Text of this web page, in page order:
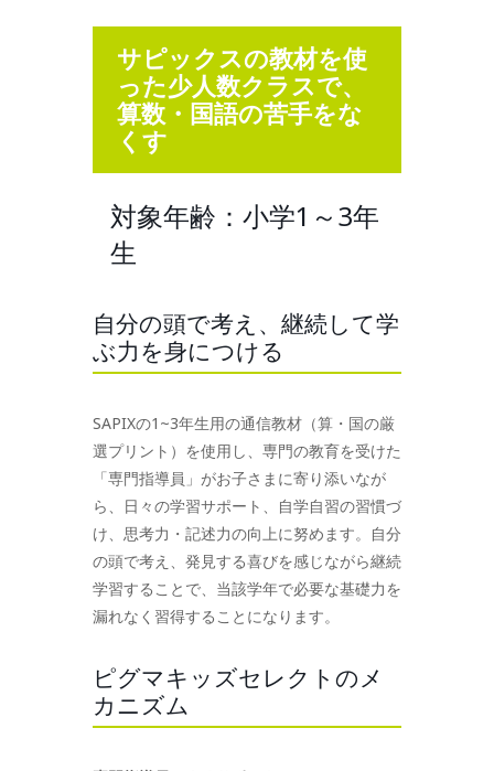
サピックスの教材を使
った少人数クラスで、
算数・国語の苦手をな
くす
対象年齢：小学1～3年
生
自分の頭で考え、継続して学
ぶ力を身につける
SAPIXの1~3年生用の通信教材（算・国の厳
選プリント）を使用し、専門の教育を受けた
「専門指導員」がお子さまに寄り添いなが
ら、日々の学習サポート、自学自習の習慣づ
け、思考力・記述力の向上に努めます。自分
の頭で考え、発見する喜びを感じながら継続
学習することで、当該学年で必要な基礎力を
漏れなく習得することになります。
ピグマキッズセレクトのメ
カニズム